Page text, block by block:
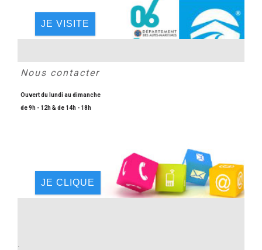
JE VISITE
Nous contacter
Ouvert du lundi au dimanche
de 9h - 12h & de 14h - 18h
JE CLIQUE
.